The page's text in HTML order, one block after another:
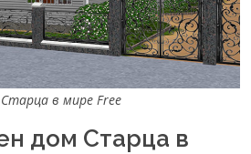
в мире Free
дом Старца в